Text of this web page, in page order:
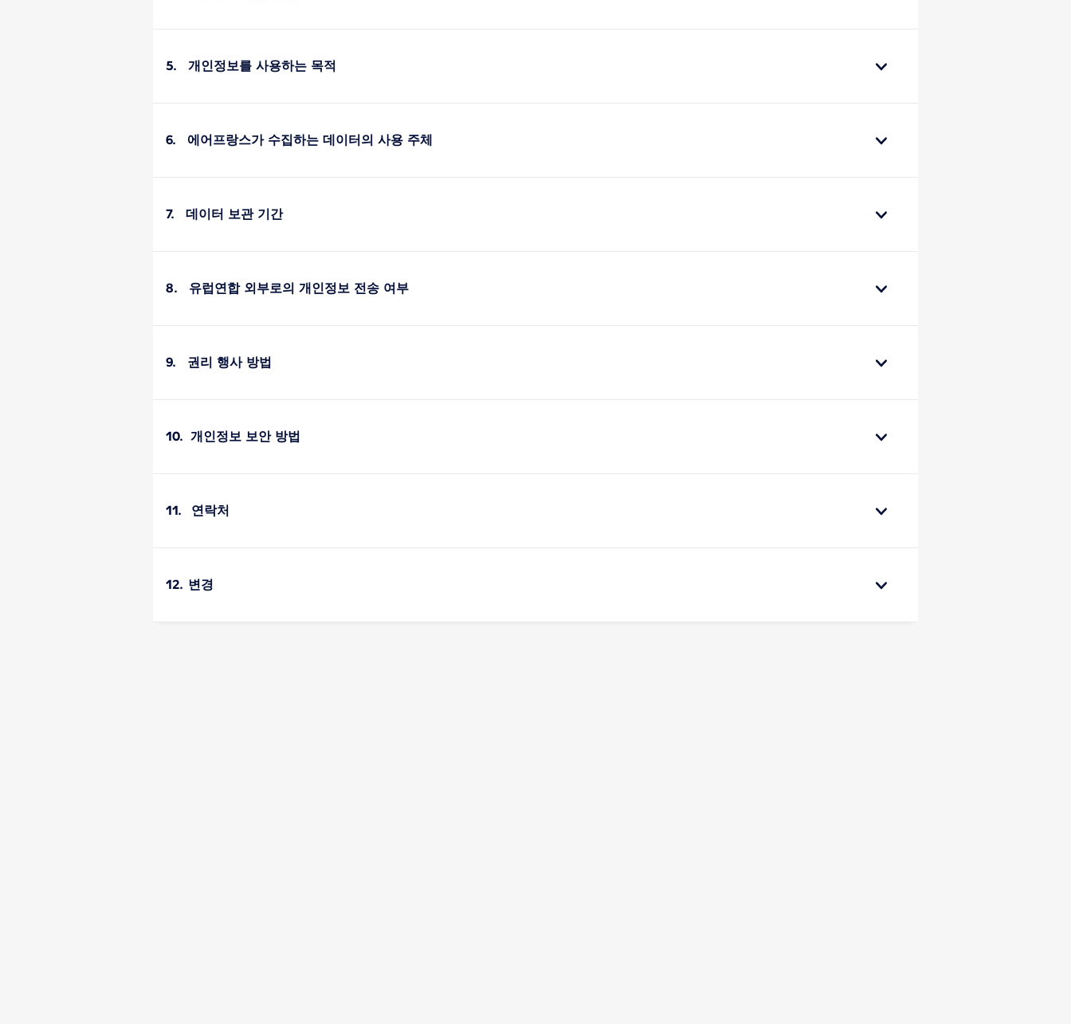
5. 개인정보를 사용하는 목적
6. 에어프랑스가 수집하는 데이터의 사용 주체
7. 데이터 보관 기간
8. 유럽연합 외부로의 개인정보 전송 여부
9. 권리 행사 방법
10. 개인정보 보안 방법
11. 연락처
12. 변경